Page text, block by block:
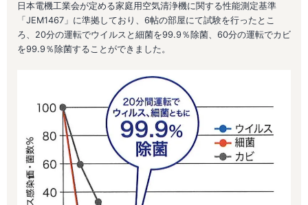
日本電機工業会が定める家庭用空気清浄機に関する性能測定基準
「JEM1467」に準拠しており、6帖の部屋にて試験を行ったとこ
ろ、 20分の運転でウイルスと細菌を99.9％除菌、 60分の運転でカビ
を99.9％除菌することができました。